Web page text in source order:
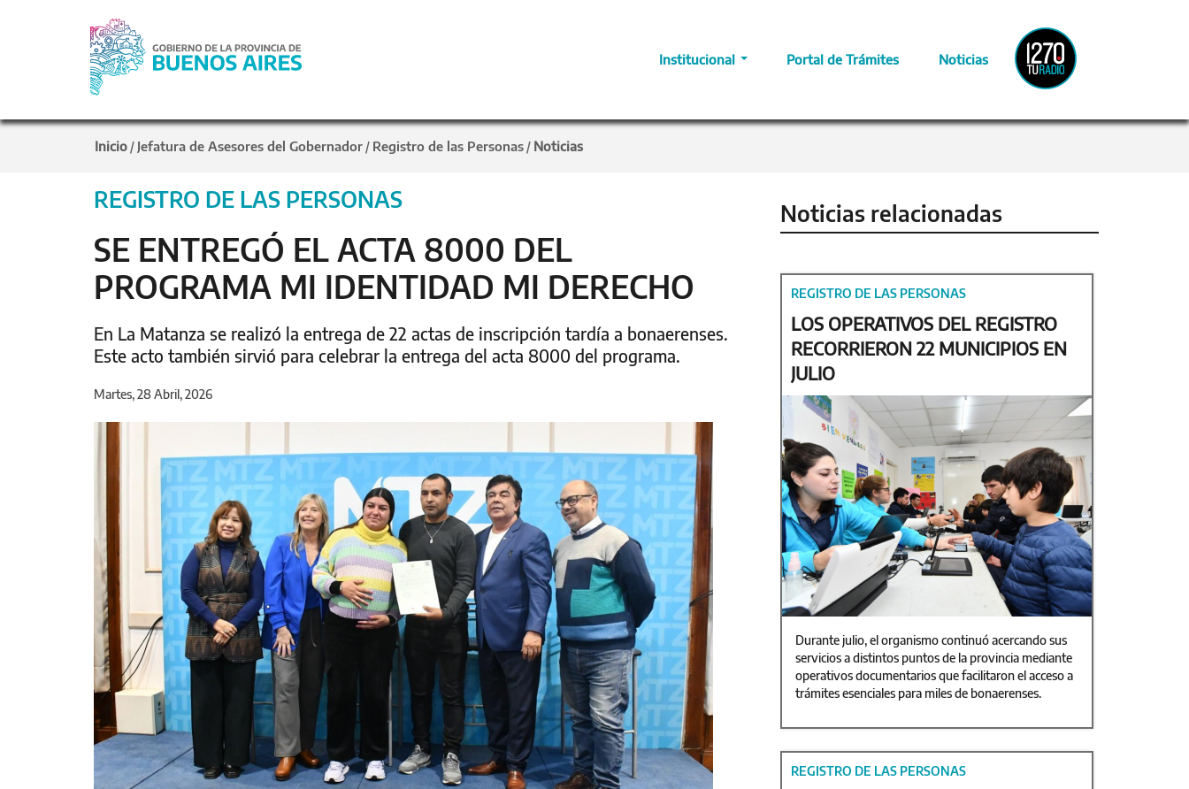
Institucional Portal de Trámites Noticias
Radio
Provincia
Inicio / Jefatura de Asesores del Gobernador / Registro de las Personas / Noticias
REGISTRO DE LAS PERSONAS
SE ENTREGÓ EL ACTA 8000 DEL
PROGRAMA MI IDENTIDAD MI DERECHO
En La Matanza se realizó la entrega de 22 actas de inscripción tardía a bonaerenses.
Este acto también sirvió para celebrar la entrega del acta 8000 del programa.
Martes, 28 Abril, 2026
Noticias relacionadas
REGISTRO DE LAS PERSONAS
LOS OPERATIVOS DEL REGISTRO
RECORRIERON 22 MUNICIPIOS EN
JULIO
Durante julio, el organismo continuó acercando sus
servicios a distintos puntos de la provincia mediante
operativos documentarios que facilitaron el acceso a
trámites esenciales para miles de bonaerenses.
REGISTRO DE LAS PERSONAS